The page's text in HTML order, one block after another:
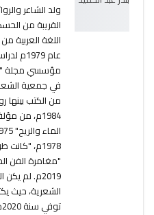
ولد الشاعر
اللغة العربية
عام
مؤسسي مجلة
في جمعية
من الكتب بينها
1984م، من
2019م. لم
الشعرية، حيث
توفي سنة 2020م.